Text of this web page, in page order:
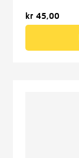
kr 45,00